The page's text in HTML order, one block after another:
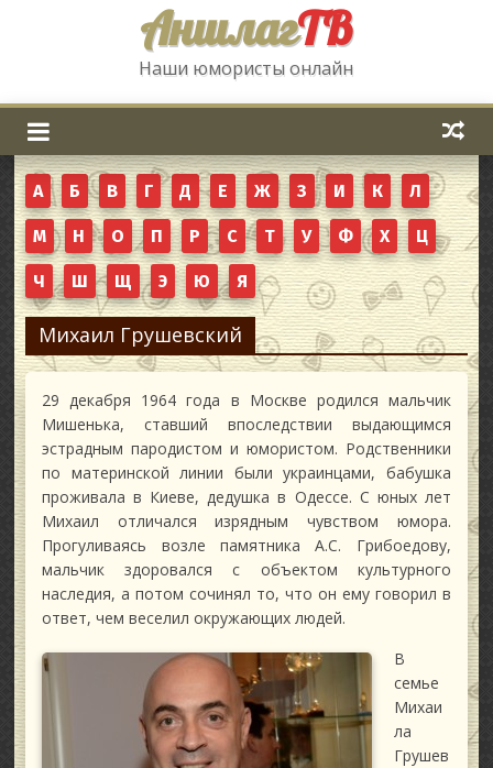
АншлагТВ
Наши юмористы онлайн
А Б В Г Д Е Ж З И К Л
М Н О П Р С Т У Ф Х Ц
Ч Ш Щ Э Ю Я
Михаил Грушевский
29 декабря 1964 года в Москве родился мальчик
Мишенька, ставший впоследствии выдающимся
эстрадным пародистом и юмористом. Родственники
по материнской линии были украинцами, бабушка
проживала в Киеве, дедушка в Одессе. С юных лет
Михаил отличался изрядным чувством юмора.
Прогуливаясь возле памятника А.С. Грибоедову,
мальчик здоровался с объектом культурного
наследия, а потом сочинял то, что он ему говорил в
ответ, чем веселил окружающих людей.
В
семье
Михаи
ла
Грушев